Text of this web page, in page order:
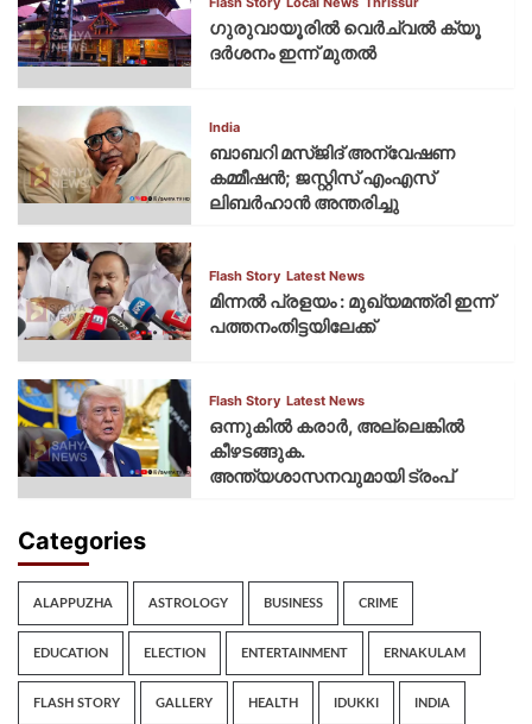
ഗുരുവായൂരില്‍ വെര്‍ച്വല്‍ ക്യൂ
ദര്‍ശനം ഇന്ന് മുതല്‍
India
ബാബറി മസ്ജിദ് അന്വേഷണ
കമ്മീഷന്‍; ജസ്റ്റിസ് എംഎസ്
ലിബര്‍ഹാന്‍ അന്തരിച്ചു
Flash Story Latest News
മിന്നല്‍ പ്രളയം : മുഖ്യമന്ത്രി ഇന്ന്
പത്തനംതിട്ടയിലേക്ക്
Flash Story Latest News
ഒന്നുകില്‍ കരാര്‍, അല്ലെങ്കില്‍
കീഴടങ്ങുക.
അന്ത്യശാസനവുമായി ട്രംപ്
Categories
ALAPPUZHA ASTROLOGY BUSINESS CRIME
EDUCATION ELECTION ENTERTAINMENT ERNAKULAM
FLASH STORY GALLERY HEALTH IDUKKI INDIA